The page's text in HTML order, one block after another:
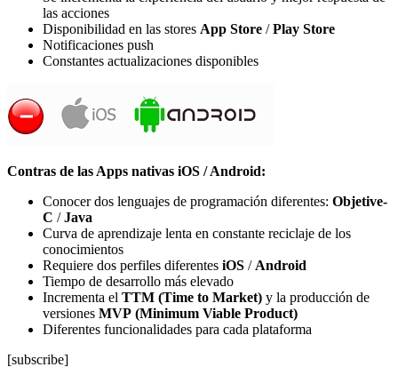
las acciones
Disponibilidad en las stores App Store /Play Store
Notificaciones push
Constantes actualizaciones disponibles
Contras de las Apps nativas iOS / Android:
Conocer dos lenguajes de programación diferentes: Objetive-
C /Java
Curva de aprendizaje lenta en constante reciclaje de los
conocimientos
Requiere dos perfiles diferentes iOS / Android
Tiempo de desarrollo más elevado
Incrementa el TTM (Time to Market) y la producción de
versiones MVP (Minimum Viable Product)
Diferentes funcionalidades para cada plataforma
[subscribe]